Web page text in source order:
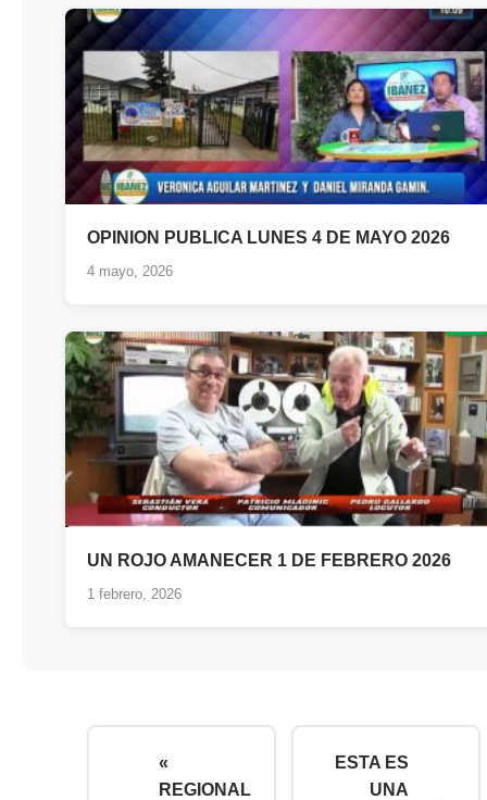
OPINION PUBLICA LUNES 4 DE MAYO 2026
4 mayo, 2026
UN ROJO AMANECER 1 DE FEBRERO 2026
1 febrero, 2026
«
REGIONAL
ESTA ES
UNA